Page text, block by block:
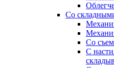
Со
Cо
С